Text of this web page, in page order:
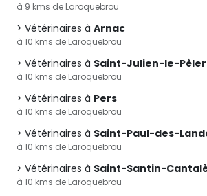
à 9 kms de Laroquebrou
Vétérinaires à Arnac
à 10 kms de Laroquebrou
Vétérinaires à Saint-Julien-le-
à 10 kms de Laroquebrou
Vétérinaires à Pers
à 10 kms de Laroquebrou
Vétérinaires à Saint-Paul-des-
à 10 kms de Laroquebrou
Vétérinaires à Saint-Santin-
à 10 kms de Laroquebrou